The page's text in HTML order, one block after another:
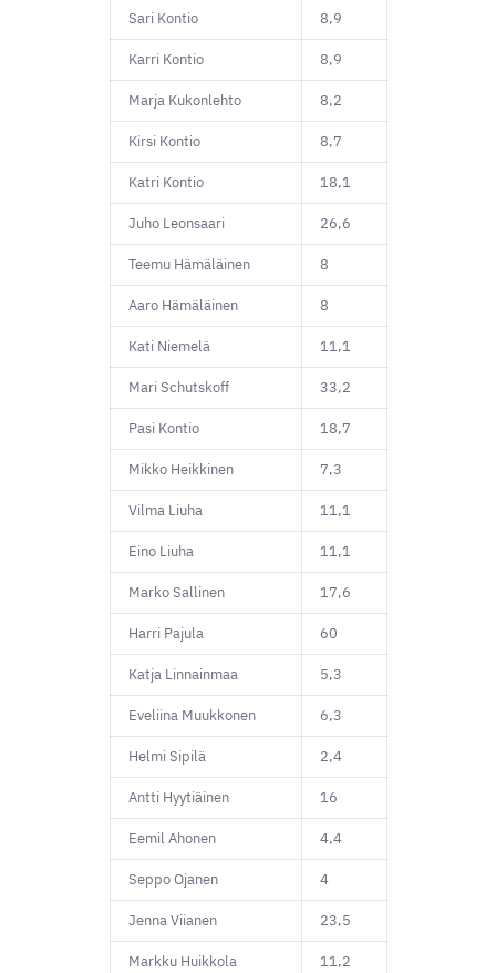
Sari Kontio 8,9
Karri Kontio 8,9
Marja Kukonlehto 8,2
Kirsi Kontio 8,7
Katri Kontio 18,1
Juho Leonsaari 26,6
Teemu Hämäläinen 8
Aaro Hämäläinen 8
Kati Niemelä 11,1
Mari Schutskoff 33,2
Pasi Kontio 18,7
Mikko Heikkinen 7,3
Vilma Liuha 11,1
Eino Liuha 11,1
Marko Sallinen 17,6
Harri Pajula 60
Katja Linnainmaa 5,3
Eveliina Muukkonen 6,3
Helmi Sipilä 2,4
Antti Hyytiäinen 16
Eemil Ahonen 4,4
Seppo Ojanen 4
Jenna Viianen 23,5
Markku Huikkola 11,2